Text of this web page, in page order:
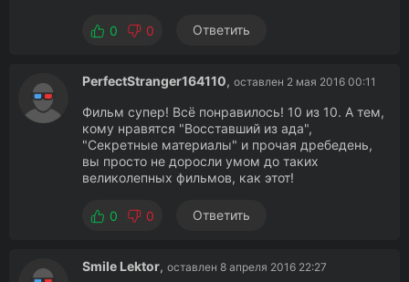
0 0 Ответить
PerfectStranger164110, оставлен 2 мая 2016 00:11
Фильм супер! Всё понравилось! 10 из 10. А тем,
кому нравятся "Восставший из ада",
"Секретные материалы" и прочая дребедень,
вы просто не доросли умом до таких
великолепных фильмов, как этот!
0 0 Ответить
Smile Lektor, оставлен 8 апреля 2016 22:27